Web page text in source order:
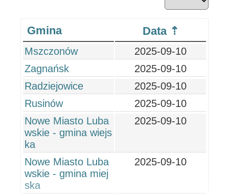
Gmina Data
Mszczonów
2025-09-10
Zagnańsk
2025-09-10
Radziejowice
2025-09-10
Rusinów
2025-09-10
Nowe Miasto Luba
wskie - gmina wiejs
ka
2025-09-10
Nowe Miasto Luba
wskie - gmina miej
ska
2025-09-10